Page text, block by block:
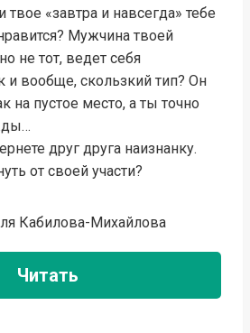
твое «завтра и навсегда» тебе
Мужчина твоей
не тот, ведет себя
и вообще, скользкий тип? Он
на пустое место, а ты точно
друг друга наизнанку.
от своей участи?
Кабилова-Михайлова
Читать